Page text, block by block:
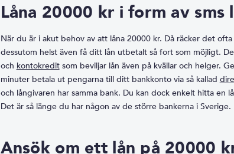
Låna 20000 kr i form av
När du är i akut behov av att låna 20000 kr. Då räcker det
dessutom helst även få ditt lån utbetalt så fort som möjligt.
och kontokreditsom beviljar lån även på kvällar och helger.
minuter betala ut pengarna till ditt bankkonto via så kallad
och långivaren har samma bank. Du kan dock enkelt hitta en
Det är så länge du har någon av de större bankerna i Sverige.
Ansök om ett lån på 20000